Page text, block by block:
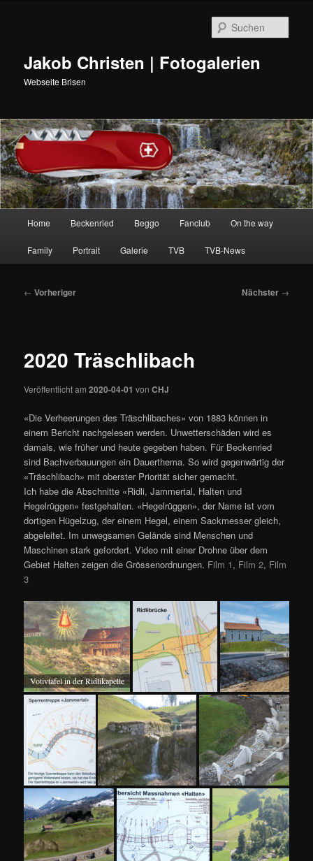
Jakob Christen | Fotogalerien
Webseite Brisen
Zum
primären
Home Beckenried Beggo Fanclub On the way
Family Portrait Galerie TVB TVB-News
Beitragsnavigation
← Vorheriger Nächster →
2020 Träschlibach
Veröffentlicht am2020-04-01 vonCHJ
«Die Verheerungen des Träschlibaches» von 1883 können in
einem Bericht nachgelesen werden. Unwetterschäden wird es
damals, wie früher und heute gegeben haben. Für Beckenried
sind Bachverbauungen ein Dauerthema. So wird gegenwärtig der
«Träschlibach» mit oberster Priorität sicher gemacht.
Ich habe die Abschnitte «Ridli, Jammertal, Halten und
Hegelrüggen» festgehalten. «Hegelrüggen», der Name ist vom
dortigen Hügelzug, der einem Hegel, einem Sackmesser gleich,
abgeleitet. Im unwegsamen Gelände sind Menschen und
Maschinen stark gefordert. Video mit einer Drohne über dem
Gebiet Halten zeigen die Grössenordnungen. Film 1, Film 2, Film
3
Votivtafel in der Ridlikapelle